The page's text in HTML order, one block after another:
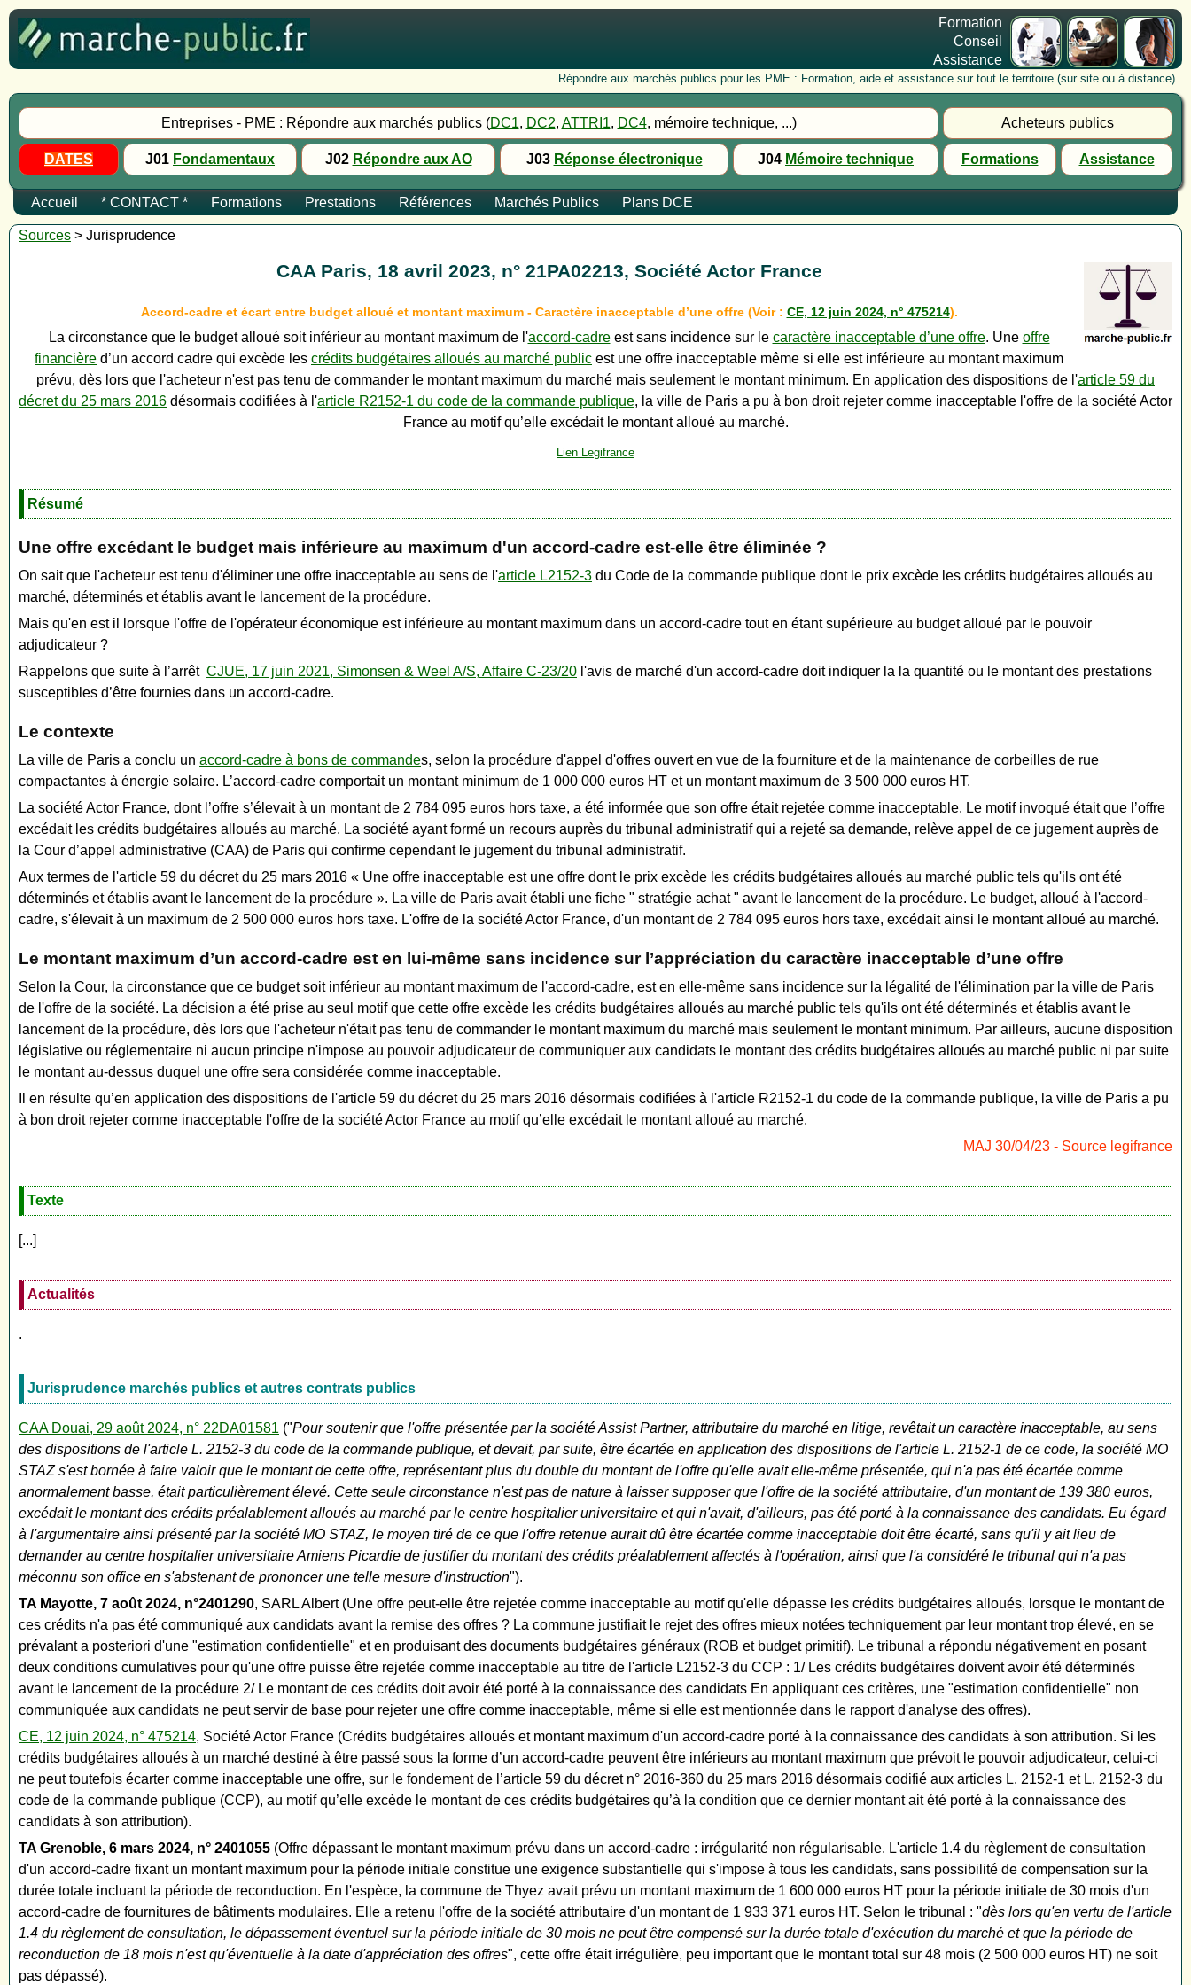
Formation
Conseil
Assistance
Répondre aux marchés publics pour les PME : Formation, aide et assistance sur tout le territoire (sur site ou à distance)
Entreprises - PME : Répondre aux marchés publics (DC1, DC2, ATTRI1, DC4, mémoire technique, ...) Acheteurs publics
DATES J01 Fondamentaux J02 Répondre aux AO J03 Réponse électronique J04 Mémoire technique Formations Assistance
Accueil * CONTACT * Formations Prestations Références Marchés Publics Plans DCE
Sources > Jurisprudence
CAA Paris, 18 avril 2023, n° 21PA02213, Société Actor France
Accord-cadre et écart entre budget alloué et montant maximum - Caractère inacceptable d’une offre (Voir : CE, 12 juin 2024, n° 475214).
La circonstance que le budget alloué soit inférieur au montant maximum de l'accord-cadreest sans incidence sur le caractère inacceptable d’une offre. Une offre
financière d’un accord cadre qui excède les crédits budgétaires alloués au marché public est une offre inacceptable même si elle est inférieure au montant maximum
prévu, dès lors que l'acheteur n'est pas tenu de commander le montant maximum du marché mais seulement le montant minimum. En application des dispositions de l'article 59 du
décret du 25 mars 2016 désormais codifiées à l'article R2152-1 du code de la commande publique, la ville de Paris a pu à bon droit rejeter comme inacceptable l'offre de la société Actor
France au motif qu’elle excédait le montant alloué au marché.
Lien Legifrance
Résumé
Une offre excédant le budget mais inférieure au maximum d'un accord-cadre est-elle être éliminée ?
On sait que l'acheteur est tenu d'éliminer une offre inacceptable au sens de l'article L2152-3 du Code de la commande publique dont le prix excède les crédits budgétaires alloués au
marché, déterminés et établis avant le lancement de la procédure.
Mais qu'en est il lorsque l'offre de l'opérateur économique est inférieure au montant maximum dans un accord-cadre tout en étant supérieure au budget alloué par le pouvoir
adjudicateur ?
Rappelons que suite à l’arrêt CJUE, 17 juin 2021, Simonsen & Weel A/S, Affaire C-23/20 l'avis de marché d'un accord-cadre doit indiquer la la quantité ou le montant des prestations
susceptibles d’être fournies dans un accord-cadre.
Le contexte
La ville de Paris a conclu un accord-cadre à bons de commandes, selon la procédure d'appel d'offres ouvert en vue de la fourniture et de la maintenance de corbeilles de rue
compactantes à énergie solaire. L’accord-cadre comportait un montant minimum de 1 000 000 euros HT et un montant maximum de 3 500 000 euros HT.
La société Actor France, dont l’offre s’élevait à un montant de 2 784 095 euros hors taxe, a été informée que son offre était rejetée comme inacceptable. Le motif invoqué était que l’offre
excédait les crédits budgétaires alloués au marché. La société ayant formé un recours auprès du tribunal administratif qui a rejeté sa demande, relève appel de ce jugement auprès de
la Cour d’appel administrative (CAA) de Paris qui confirme cependant le jugement du tribunal administratif.
Aux termes de l'article 59 du décret du 25 mars 2016 « Une offre inacceptable est une offre dont le prix excède les crédits budgétaires alloués au marché public tels qu'ils ont été
déterminés et établis avant le lancement de la procédure ». La ville de Paris avait établi une fiche " stratégie achat " avant le lancement de la procédure. Le budget, alloué à l'accord-
cadre, s'élevait à un maximum de 2 500 000 euros hors taxe. L'offre de la société Actor France, d'un montant de 2 784 095 euros hors taxe, excédait ainsi le montant alloué au marché.
Le montant maximum d’un accord-cadre est en lui-même sans incidence sur l’appréciation du caractère inacceptable d’une offre
Selon la Cour, la circonstance que ce budget soit inférieur au montant maximum de l'accord-cadre, est en elle-même sans incidence sur la légalité de l'élimination par la ville de Paris
de l'offre de la société. La décision a été prise au seul motif que cette offre excède les crédits budgétaires alloués au marché public tels qu'ils ont été déterminés et établis avant le
lancement de la procédure, dès lors que l'acheteur n'était pas tenu de commander le montant maximum du marché mais seulement le montant minimum. Par ailleurs, aucune disposition
législative ou réglementaire ni aucun principe n'impose au pouvoir adjudicateur de communiquer aux candidats le montant des crédits budgétaires alloués au marché public ni par suite
le montant au-dessus duquel une offre sera considérée comme inacceptable.
Il en résulte qu’en application des dispositions de l'article 59 du décret du 25 mars 2016 désormais codifiées à l'article R2152-1 du code de la commande publique, la ville de Paris a pu
à bon droit rejeter comme inacceptable l'offre de la société Actor France au motif qu’elle excédait le montant alloué au marché.
MAJ 30/04/23 - Source legifrance
Texte
[...]
Actualités
.
Jurisprudence marchés publics et autres contrats publics
CAA Douai, 29 août 2024, n° 22DA01581 ("Pour soutenir que l'offre présentée par la société Assist Partner, attributaire du marché en litige, revêtait un caractère inacceptable, au sens
des dispositions de l'article L. 2152-3 du code de la commande publique, et devait, par suite, être écartée en application des dispositions de l'article L. 2152-1 de ce code, la société MO
STAZ s'est bornée à faire valoir que le montant de cette offre, représentant plus du double du montant de l'offre qu'elle avait elle-même présentée, qui n'a pas été écartée comme
anormalement basse, était particulièrement élevé. Cette seule circonstance n'est pas de nature à laisser supposer que l'offre de la société attributaire, d'un montant de 139 380 euros,
excédait le montant des crédits préalablement alloués au marché par le centre hospitalier universitaire et qui n'avait, d'ailleurs, pas été porté à la connaissance des candidats. Eu égard
à l'argumentaire ainsi présenté par la société MO STAZ, le moyen tiré de ce que l'offre retenue aurait dû être écartée comme inacceptable doit être écarté, sans qu'il y ait lieu de
demander au centre hospitalier universitaire Amiens Picardie de justifier du montant des crédits préalablement affectés à l'opération, ainsi que l'a considéré le tribunal qui n'a pas
méconnu son office en s'abstenant de prononcer une telle mesure d'instruction").
TA Mayotte, 7 août 2024, n°2401290, SARL Albert (Une offre peut-elle être rejetée comme inacceptable au motif qu'elle dépasse les crédits budgétaires alloués, lorsque le montant de
ces crédits n'a pas été communiqué aux candidats avant la remise des offres ? La commune justifiait le rejet des offres mieux notées techniquement par leur montant trop élevé, en se
prévalant a posteriori d'une "estimation confidentielle" et en produisant des documents budgétaires généraux (ROB et budget primitif). Le tribunal a répondu négativement en posant
deux conditions cumulatives pour qu'une offre puisse être rejetée comme inacceptable au titre de l'article L2152-3 du CCP : 1/ Les crédits budgétaires doivent avoir été déterminés
avant le lancement de la procédure 2/ Le montant de ces crédits doit avoir été porté à la connaissance des candidats En appliquant ces critères, une "estimation confidentielle" non
communiquée aux candidats ne peut servir de base pour rejeter une offre comme inacceptable, même si elle est mentionnée dans le rapport d'analyse des offres).
CE, 12 juin 2024, n° 475214, Société Actor France (Crédits budgétaires alloués et montant maximum d'un accord-cadre porté à la connaissance des candidats à son attribution. Si les
crédits budgétaires alloués à un marché destiné à être passé sous la forme d’un accord-cadre peuvent être inférieurs au montant maximum que prévoit le pouvoir adjudicateur, celui-ci
ne peut toutefois écarter comme inacceptable une offre, sur le fondement de l’article 59 du décret n° 2016-360 du 25 mars 2016 désormais codifié aux articles L. 2152-1 et L. 2152-3 du
code de la commande publique (CCP), au motif qu’elle excède le montant de ces crédits budgétaires qu’à la condition que ce dernier montant ait été porté à la connaissance des
candidats à son attribution).
TA Grenoble, 6 mars 2024, n° 2401055 (Offre dépassant le montant maximum prévu dans un accord-cadre : irrégularité non régularisable. L'article 1.4 du règlement de consultation
d'un accord-cadre fixant un montant maximum pour la période initiale constitue une exigence substantielle qui s'impose à tous les candidats, sans possibilité de compensation sur la
durée totale incluant la période de reconduction. En l'espèce, la commune de Thyez avait prévu un montant maximum de 1 600 000 euros HT pour la période initiale de 30 mois d'un
accord-cadre de fournitures de bâtiments modulaires. Elle a retenu l'offre de la société attributaire d'un montant de 1 933 371 euros HT. Selon le tribunal : "dès lors qu'en vertu de l'article
1.4 du règlement de consultation, le dépassement éventuel sur la période initiale de 30 mois ne peut être compensé sur la durée totale d'exécution du marché et que la période de
reconduction de 18 mois n'est qu'éventuelle à la date d'appréciation des offres", cette offre était irrégulière, peu important que le montant total sur 48 mois (2 500 000 euros HT) ne soit
pas dépassé).